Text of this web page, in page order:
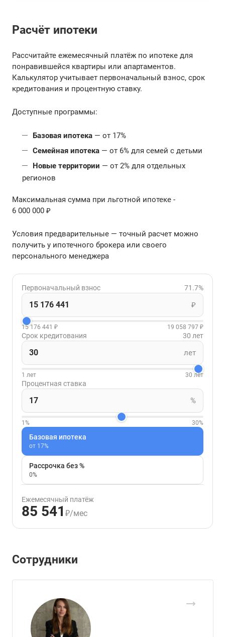
Расчёт ипотеки
Рассчитайте ежемесячный платёж по ипотеке для
понравившейся квартиры или апартаментов.
Калькулятор учитывает первоначальный взнос, срок
кредитования и процентную ставку.
Доступные программы:
Базовая ипотека — от 17%
Семейная ипотека — от 6% для семей с детьми
Новые территории — от 2% для отдельных
регионов
Максимальная сумма при льготной ипотеке -
6 000 000 ₽
Условия предварительные — точный расчет можно
получить у ипотечного брокера или своего
персонального менеджера
Первоначальный взнос 71.7%
₽
15 176 441 ₽ 19 058 797 ₽
Срок кредитования 30 лет
лет
1 лет 30 лет
Процентная ставка
%
1% 30%
Базовая ипотека
от 17%
Рассрочка без %
0%
Ежемесячный платёж
85 541 ₽/мес
Сотрудники